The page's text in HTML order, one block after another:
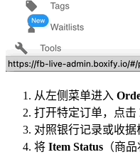
从左侧菜单进入
打开特定订单，点击
对照银行记录或收据
将 Item Status （商